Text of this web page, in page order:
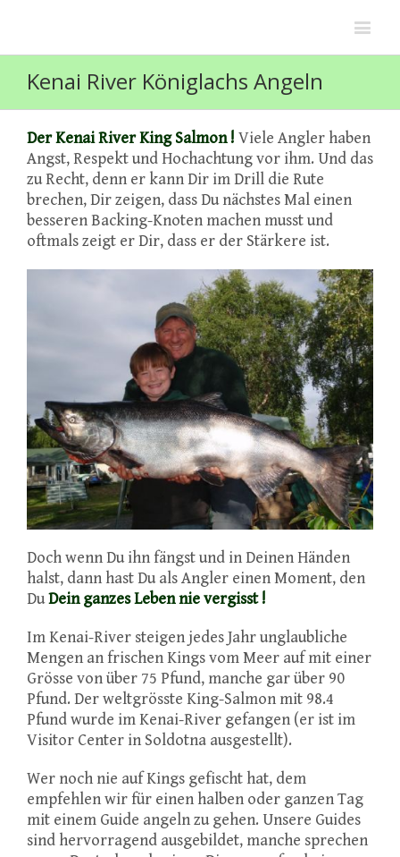
Kenai River Königlachs Angeln
Der Kenai River King Salmon ! Viele Angler haben
Angst, Respekt und Hochachtung vor ihm. Und das
zu Recht, denn er kann Dir im Drill die Rute
brechen, Dir zeigen, dass Du nächstes Mal einen
besseren Backing-Knoten machen musst und
oftmals zeigt er Dir, dass er der Stärkere ist.
Doch wenn Du ihn fängst und in Deinen Händen
halst, dann hast Du als Angler einen Moment, den
DuDein ganzes Leben nie vergisst !
Im Kenai-River steigen jedes Jahr unglaubliche
Mengen an frischen Kings vom Meer auf mit einer
Grösse von über 75 Pfund, manche gar über 90
Pfund. Der weltgrösste King-Salmon mit 98.4
Pfund wurde im Kenai-River gefangen (er ist im
Visitor Center in Soldotna ausgestellt).
Wer noch nie auf Kings gefischt hat, dem
empfehlen wir für einen halben oder ganzen Tag
mit einem Guide angeln zu gehen. Unsere Guides
sind hervorragend ausgebildet, manche sprechen